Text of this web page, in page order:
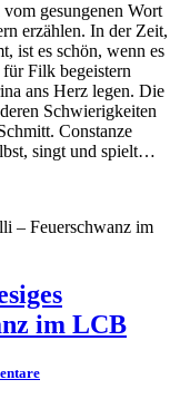
gesungenen Wort
erzählen. In der Zeit,
ist es schön, wenn es
Filk begeistern
ans Herz legen. Die
Schwierigkeiten
Constanze
singt und spielt…
– Feuerschwanz im
im LCB